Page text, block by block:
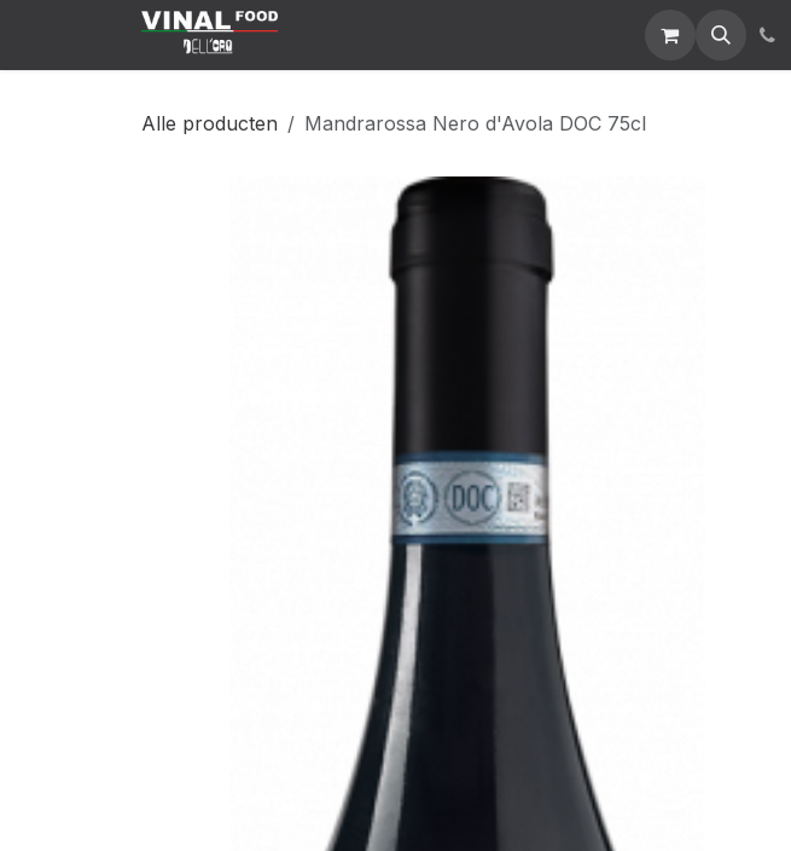
Overslaan naar inhoud
News & Events
Alle producten Mandrarossa Nero d'Avola DOC 75cl